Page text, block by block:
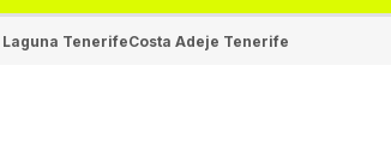
Laguna TenerifeCosta Adeje Tenerife